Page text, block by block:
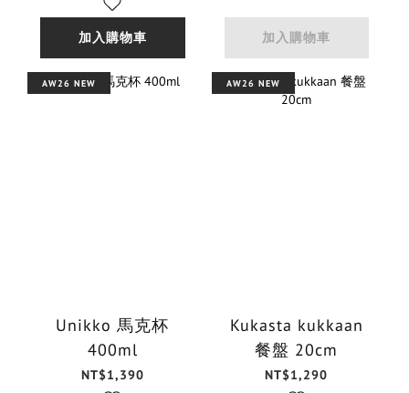
加入購物車 加入購物車
AW26 NEW
Unikko 馬克杯
400ml
NT$1,390
AW26 NEW
Kukasta kukkaan
餐盤 20cm
NT$1,290